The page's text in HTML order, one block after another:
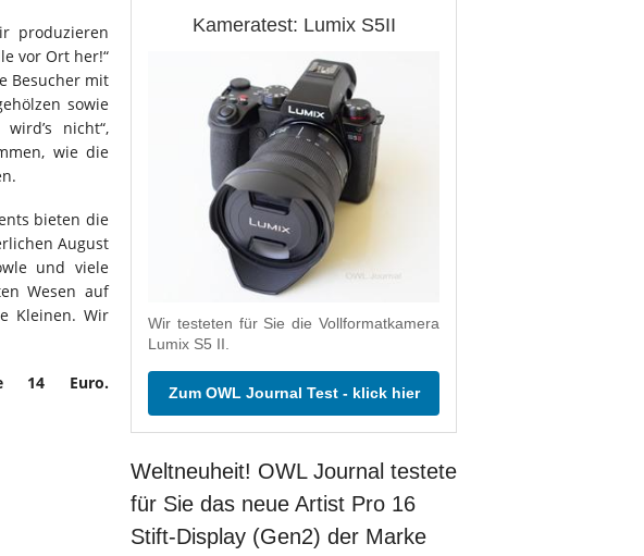
produzieren
vor Ort her!“
Besucher mit
sowie
nicht“,
wie die
bieten die
August
und viele
Wesen auf
Kleinen. Wir
14 Euro.
Kameratest: Lumix S5II
Wir testeten für Sie die Vollformatkamera
Lumix S5 II.
Zum OWL Journal Test - klick hier
Weltneuheit! OWL Journal testete
für Sie das neue Artist Pro 16
Stift-Display (Gen2) der Marke